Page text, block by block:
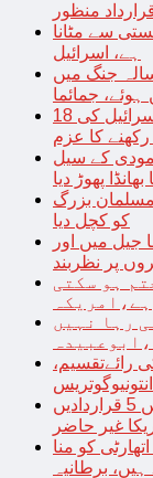
منظور
سے مٹانا
ہے، اسرائیل
میں جتنے بچے قتل ہوئے اُتنےعراق کی 14سالہ جنگ میں
ہوئے، جمائما
18 ہزار سے زائدفلسطینی شہید، امریکہ کا اسرائیل کی
کا عزم
مودی کے سیل
بھانڈا پھوڑ دیا
بزرگ
کو کچل دیا
میں اور
پر نظربند
ہو سکتی
ہے،امریکہ
رہا نہیں
رائےتقسیم،
انتونیوگوتریس
اقوام متحدہ میں فلسطینیوں کے حق میں 5 قراردادیں
غیر حاضر
کو منا
برطانیہ